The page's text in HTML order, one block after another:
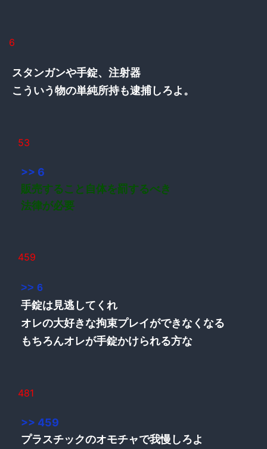
6
スタンガンや手錠、注射器
こういう物の単純所持も逮捕しろよ。
53
>> 6
販売すること自体を罰するべき
法律が必要
459
>> 6
手錠は見逃してくれ
オレの大好きな拘束プレイができなくなる
もちろんオレが手錠かけられる方な
481
>> 459
プラスチックのオモチャで我慢しろよ